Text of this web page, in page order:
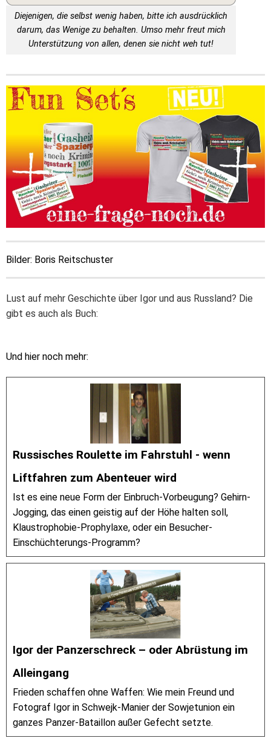
Diejenigen, die selbst wenig haben, bitte ich ausdrücklich
darum, das Wenige zu behalten. Umso mehr freut mich
Unterstützung von allen, denen sie nicht weh tut!
Bilder: Boris Reitschuster
Lust auf mehr Geschichte über Igor und aus Russland? Die
gibt es auch als Buch:
Und hier noch mehr:
Russisches Roulette im Fahrstuhl - wenn
Liftfahren zum Abenteuer wird
Ist es eine neue Form der Einbruch-Vorbeugung? Gehirn-
Jogging, das einen geistig auf der Höhe halten soll,
Klaustrophobie-Prophylaxe, oder ein Besucher-
Einschüchterungs-Programm?
Igor der Panzerschreck – oder Abrüstung im
Alleingang
Frieden schaffen ohne Waffen: Wie mein Freund und
Fotograf Igor in Schwejk-Manier der Sowjetunion ein
ganzes Panzer-Bataillon außer Gefecht setzte.